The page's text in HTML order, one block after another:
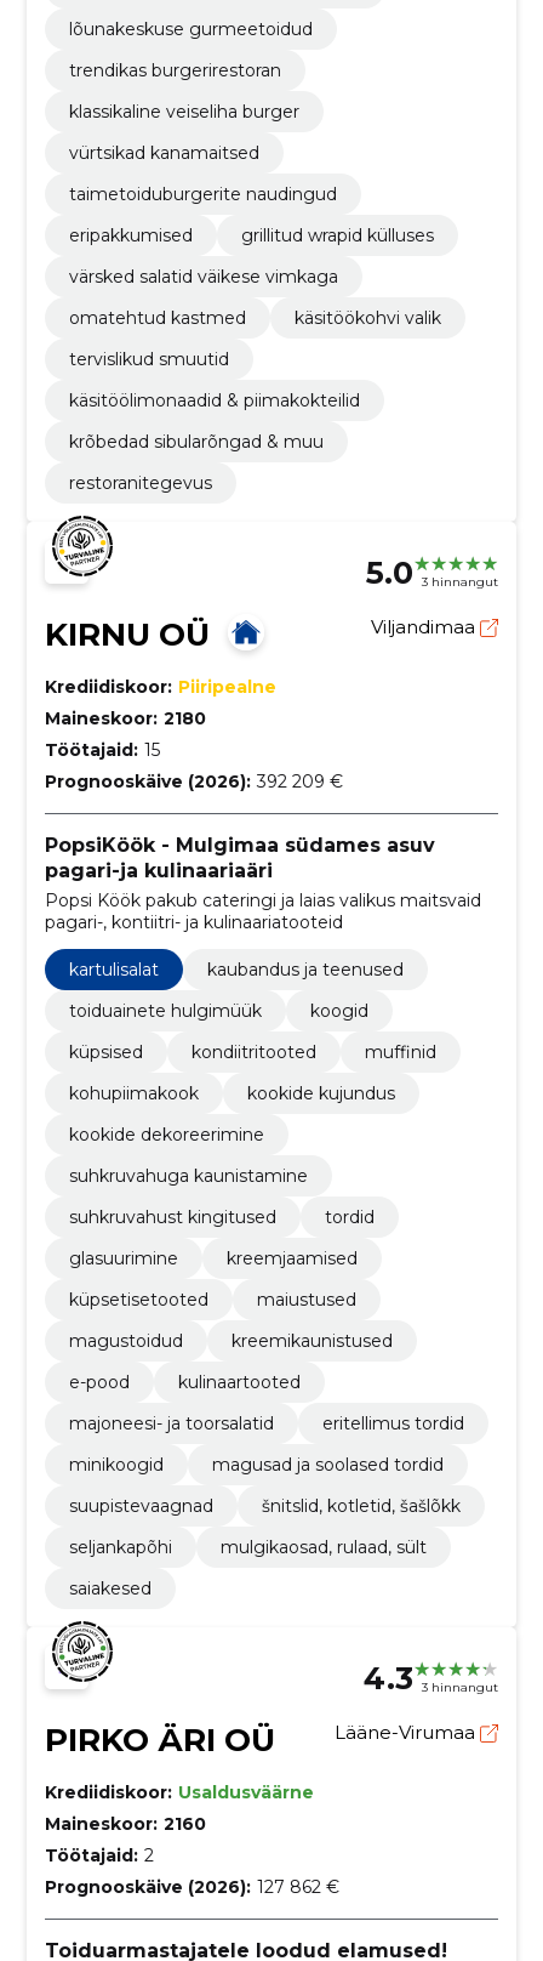
lõunakeskuse gurmeetoidud
trendikas burgerirestoran
klassikaline veiseliha burger
vürtsikad kanamaitsed
taimetoiduburgerite naudingud
eripakkumised
grillitud wrapid külluses
värsked salatid väikese vimkaga
omatehtud kastmed
käsitöökohvi valik
tervislikud smuutid
käsitöölimonaadid & piimakokteilid
krõbedad sibularõngad & muu
restoranitegevus
5.0 3 hinnangut
KIRNU OÜ Viljandimaa
Krediidiskoor: Piiripealne
Maineskoor: 2180
Töötajaid: 15
Prognooskäive (2026): 392 209 €
PopsiKöök - Mulgimaa südames asuv
pagari-ja kulinaariaäri
Popsi Köök pakub cateringi ja laias valikus maitsvaid
pagari-, kontiitri- ja kulinaariatooteid
kartulisalat
kaubandus ja teenused
toiduainete hulgimüük
koogid
küpsised
kondiitritooted
muffinid
kohupiimakook
kookide kujundus
kookide dekoreerimine
suhkruvahuga kaunistamine
suhkruvahust kingitused
tordid
glasuurimine
kreemjaamised
küpsetisetooted
maiustused
magustoidud
kreemikaunistused
e-pood
kulinaartooted
majoneesi- ja toorsalatid
eritellimus tordid
minikoogid
magusad ja soolased tordid
suupistevaagnad
šnitslid, kotletid, šašlõkk
seljankapõhi
mulgikaosad, rulaad, sült
saiakesed
4.3 3 hinnangut
PIRKO ÄRI OÜ Lääne-Virumaa
Krediidiskoor: Usaldusväärne
Maineskoor: 2160
Töötajaid: 2
Prognooskäive (2026): 127 862 €
Toiduarmastajatele loodud elamused!